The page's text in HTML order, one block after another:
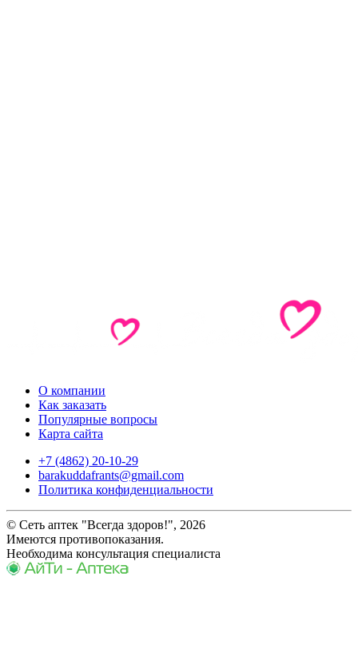
О компании
Как заказать
Популярные вопросы
Карта сайта
+7 (4862) 20-10-29
barakuddafrants@gmail.com
Политика конфиденциальности
© Сеть аптек "Всегда здоров!", 2026
Имеются противопоказания.
Необходима консультация специалиста